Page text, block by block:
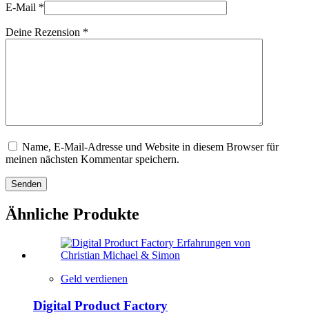
E-Mail *
Deine Rezension *
Name, E-Mail-Adresse und Website in diesem Browser für
meinen nächsten Kommentar speichern.
Senden
Ähnliche Produkte
Geld verdienen
Digital Product Factory